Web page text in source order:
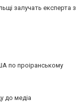
залучать експерта з
по проіранському
до медіа